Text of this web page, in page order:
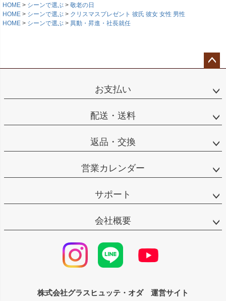
HOME
シーンで選ぶ
敬老の日
HOME
シーンで選ぶ
クリスマスプレゼント 彼氏 彼女 女性 男性
HOME
シーンで選ぶ 異動・昇進・社長就任
ップ
お支払い
配送・送料
返品・交換
営業カレンダー
サポート
会社概要
株式会社グラスヒュッテ・オダ 運営サイト